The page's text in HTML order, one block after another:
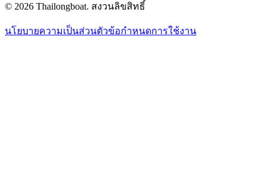
© 2026 Thailongboat. สงวนลิขสิทธิ์
นโยบายความเป็นส่วนตัวข้อกำหนดการใช้งาน